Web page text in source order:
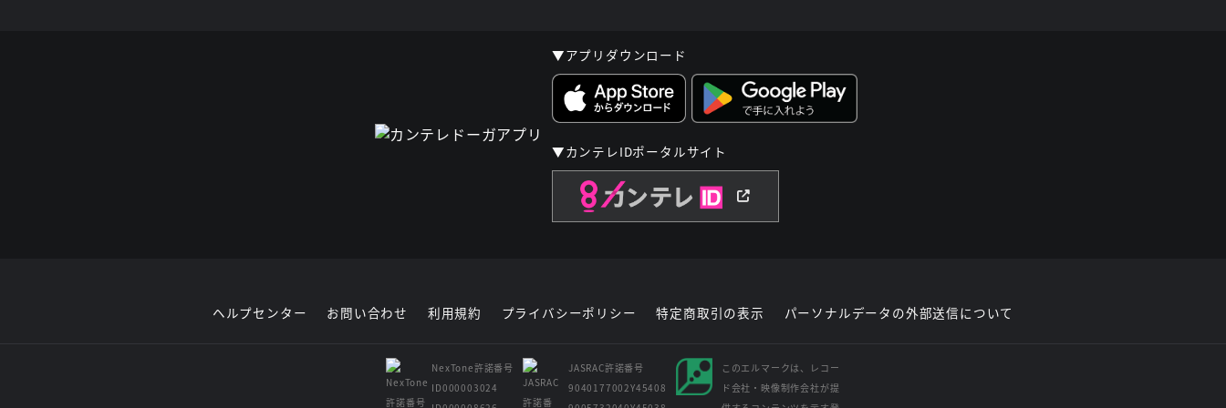
▼アプリダウンロード
▼カンテレIDポータルサイト
ヘルプセンター お問い合わせ 利用規約 プライバシーポリシー 特定商取引の表示 パーソナルデータの外部送信について
NexTone許諾番号
ID000003024
JASRAC許諾番号
9040177002Y45408
このエルマークは、レコー
ド会社・映像制作会社が提